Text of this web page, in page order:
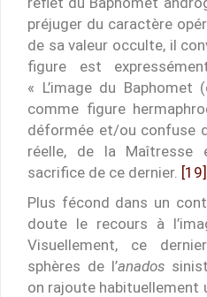
préjuger du caractère
de sa valeur occulte, il
figure est
« L’image du Baphomet
comme figure
déformée et/ou confuse
réelle, de la
sacrifice de ce dernier. [19]
Plus fécond dans un
doute le recours à
Visuellement, ce
sphères de l’anados
on rajoute habituellement